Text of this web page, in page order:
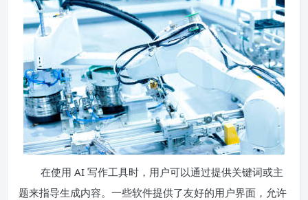
在使用 AI 写作工具时，用户可以通过提供关键词或主
题来指导生成内容。一些软件提供了友好的用户界面，允许